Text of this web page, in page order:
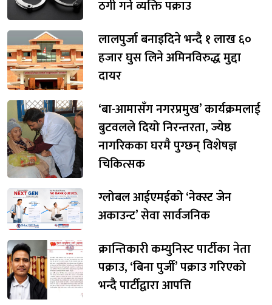
ठगी गर्ने व्यक्ति पक्राउ
लालपुर्जा बनाइदिने भन्दै १ लाख ६०
हजार घुस लिने अमिनविरुद्ध मुद्दा
दायर
‘बा-आमासँग नगरप्रमुख’ कार्यक्रमलाई
बुटवलले दियो निरन्तरता, ज्येष्ठ
नागरिकका घरमै पुग्छन् विशेषज्ञ
चिकित्सक
ग्लोबल आईएमईको ‘नेक्स्ट जेन
अकाउन्ट’ सेवा सार्वजनिक
क्रान्तिकारी कम्युनिस्ट पार्टीका नेता
पक्राउ, ‘बिना पुर्जी’ पक्राउ गरिएको
भन्दै पार्टीद्वारा आपत्ति